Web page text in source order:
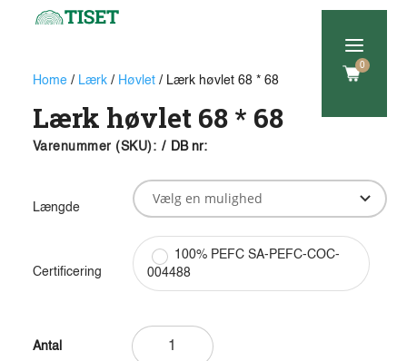
a
0
Home/ Lærk/ Høvlet/ Lærk høvlet 68 * 68
Lærk høvlet 68 * 68
Varenummer (SKU): / DB nr:
Længde
Certificering
100% PEFC SA-PEFC-COC-
004488